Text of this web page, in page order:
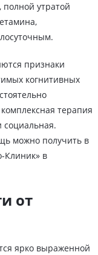
утратой
признаки
когнитивных
терапия
социальная.
можно получить в
Клиник» в
от
ярко выраженной